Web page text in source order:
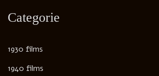
Categorie
1930 films
1940 films